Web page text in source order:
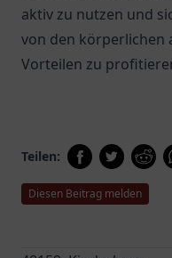
aktiv zu nutzen und
von den körperlichen
Vorteilen zu
Teilen:
Diesen Beitrag melden